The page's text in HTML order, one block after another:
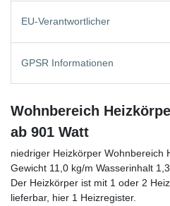
EU-Verantwortlicher
GPSR Informationen
Wohnbereich
ab 901 Watt
niedriger Heizkörper Wohnbereich
Gewicht 11,0 kg/m Wasserinhalt
Der Heizkörper ist mit 1 oder 2
lieferbar, hier 1 Heizregister.